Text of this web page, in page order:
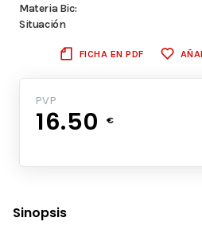
Materia Bic:
Situación
FICHA EN PDF
PVP
16.50 €
Sinopsis